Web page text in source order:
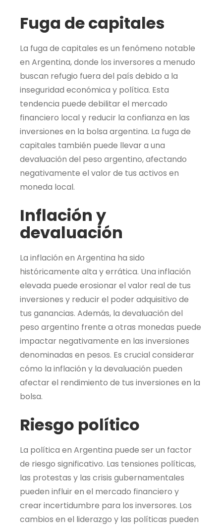
Fuga de capitales
La fuga de capitales es un fenómeno notable
en Argentina, donde los inversores a menudo
buscan refugio fuera del país debido a la
inseguridad económica y política. Esta
tendencia puede debilitar el mercado
financiero local y reducir la confianza en las
inversiones en la bolsa argentina. La fuga de
capitales también puede llevar a una
devaluación del peso argentino, afectando
negativamente el valor de tus activos en
moneda local.
Inflación y
devaluación
La inflación en Argentina ha sido
históricamente alta y errática. Una inflación
elevada puede erosionar el valor real de tus
inversiones y reducir el poder adquisitivo de
tus ganancias. Además, la devaluación del
peso argentino frente a otras monedas puede
impactar negativamente en las inversiones
denominadas en pesos. Es crucial considerar
cómo la inflación y la devaluación pueden
afectar el rendimiento de tus inversiones en la
bolsa.
Riesgo político
La política en Argentina puede ser un factor
de riesgo significativo. Las tensiones políticas,
las protestas y las crisis gubernamentales
pueden influir en el mercado financiero y
crear incertidumbre para los inversores. Los
cambios en el liderazgo y las políticas pueden